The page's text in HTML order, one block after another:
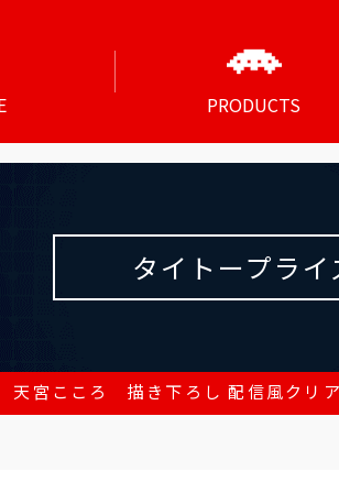
PRODUCTS
タイトープライ
宮こころ 描き下ろし 配信風クリア